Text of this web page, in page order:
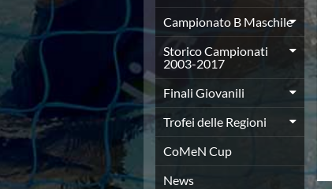
Coppa Italia
Campionato A1 Maschile
Campionato A1 Femminile
Campionato A2 Maschile
Campionato A2 Femminile
Campionato B Maschile
Storico Campionati 2003-2017
Finali Giovanili
Trofei delle Regioni
CoMeN Cup
News
Campionato B Maschile
Storico Campionati
2003-2017
Finali Giovanili
Trofei delle Regioni
CoMeN Cup
News